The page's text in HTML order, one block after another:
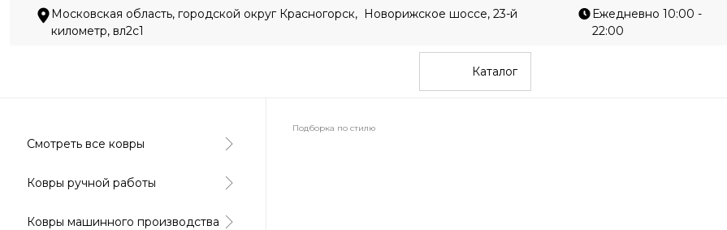
Московская область, городской округ Красногорск, Новорижское шоссе, 23-й
километр, вл2с1
Ежедневно 10:00 -
22:00
Каталог
Смотреть все ковры
Ковры ручной работы
Ковры машинного производства
Подборка по стилю